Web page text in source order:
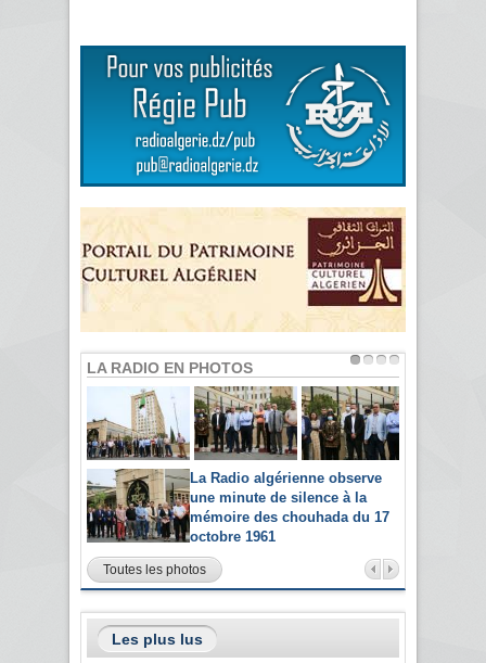
LA RADIO EN PHOTOS
La Radio algérienne observe
une minute de silence à la
mémoire des chouhada du 17
octobre 1961
Toutes les photos
Les plus lus